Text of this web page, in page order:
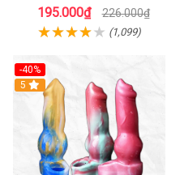
195.000₫ 226.000₫
(1,099)
-40%
Hot
5